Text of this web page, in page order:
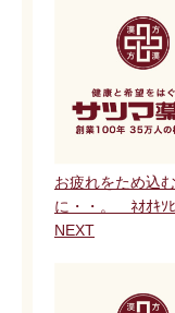
お疲れをため込
に・・。 ﾈｵｵｷｿ
NEXT